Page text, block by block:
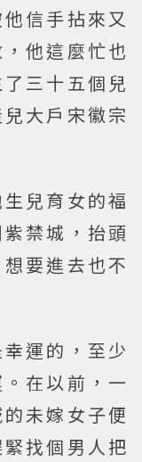
信手拈來又
他這麼忙也
三十五個兒
大戶宋徽宗
兒育女的福
禁城，抬頭
要進去也不
運的，至少
在以前，一
未嫁女子便
找個男人把